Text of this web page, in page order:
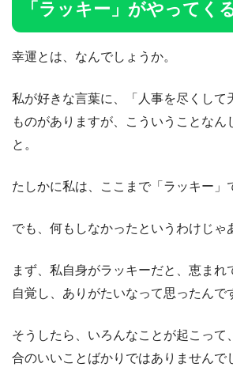
「ラッキー」がやってく
幸運とは、なんでしょうか。
私が好きな言葉に、「人事を尽くして
ものがありますが、こういうことなん
と。
たしかに私は、ここまで「ラッキー」
でも、何もしなかったというわけじゃ
まず、私自身がラッキーだと、恵まれ
自覚し、ありがたいなって思ったんで
そうしたら、いろんなことが起こって
合のいいことばかりではありませんで